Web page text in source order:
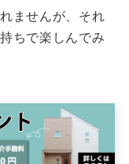
ませんが、それ
ちで楽しんでみ